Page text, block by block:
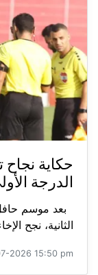
حكاية
الدرجة
بعد موسم
الثانية، نجح
2026 15:50 pm